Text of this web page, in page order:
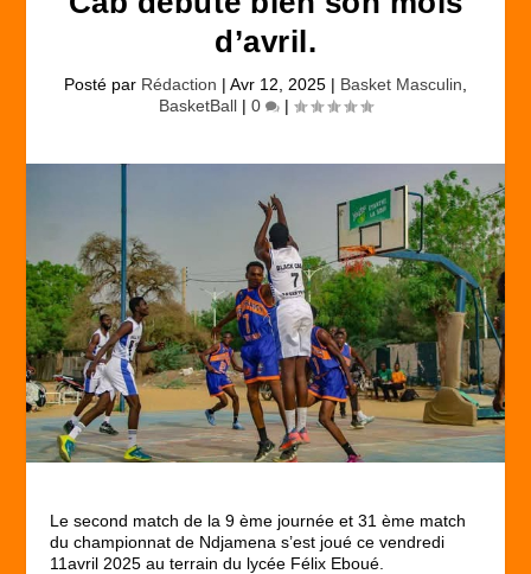
d’avril.
Posté par Rédaction | Avr 12, 2025 | Basket Masculin
BasketBall | 0 |
Le second match de la 9 ème journée et 31 ème match
du championnat de Ndjamena s’est joué ce vendredi
11avril 2025 au terrain du lycée Félix Eboué.